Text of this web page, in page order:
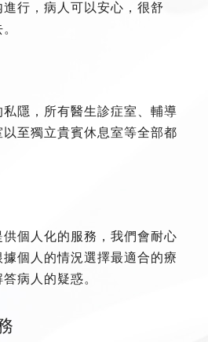
行，病人可以安心，很舒
隱，所有醫生診症室、輔導
至獨立貴賓休息室等全部都
個人化的服務，我們會耐心
個人的情況選擇最適合的療
病人的疑惑。